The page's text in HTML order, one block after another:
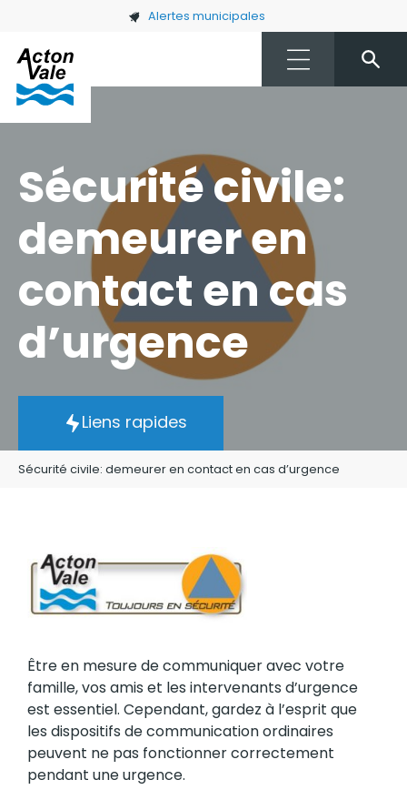
Skip to main content Alertes municipales
Sécurité civile:
demeurer en
contact en cas
d’urgence
Liens rapides
Sécurité civile: demeurer en contact en cas d’urgence
Être en mesure de communiquer avec votre
famille, vos amis et les intervenants d’urgence
est essentiel. Cependant, gardez à l’esprit que
les dispositifs de communication ordinaires
peuvent ne pas fonctionner correctement
pendant une urgence.